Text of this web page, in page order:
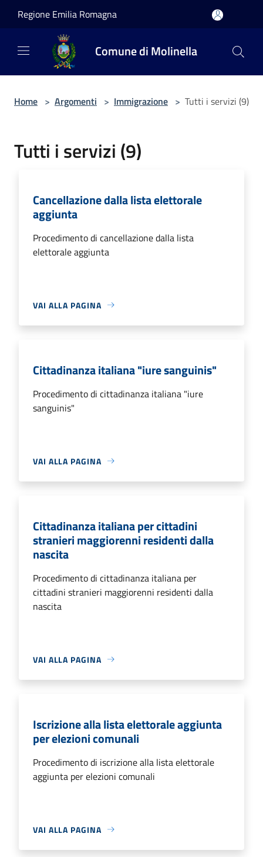
Regione Emilia Romagna
Comune di Molinella
Home > Argomenti > Immigrazione > Tutti i servizi (9)
Tutti i servizi (9)
Cancellazione dalla lista elettorale
aggiunta
Procedimento di cancellazione dalla lista
elettorale aggiunta
VAI ALLA PAGINA
Cittadinanza italiana "iure sanguinis"
Procedimento di cittadinanza italiana "iure
sanguinis"
VAI ALLA PAGINA
Cittadinanza italiana per cittadini
stranieri maggiorenni residenti dalla
nascita
Procedimento di cittadinanza italiana per
cittadini stranieri maggiorenni residenti dalla
nascita
VAI ALLA PAGINA
Iscrizione alla lista elettorale aggiunta
per elezioni comunali
Procedimento di iscrizione alla lista elettorale
aggiunta per elezioni comunali
VAI ALLA PAGINA